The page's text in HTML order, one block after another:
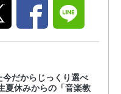
今だからじっくり選べ
夏休みからの「音楽教